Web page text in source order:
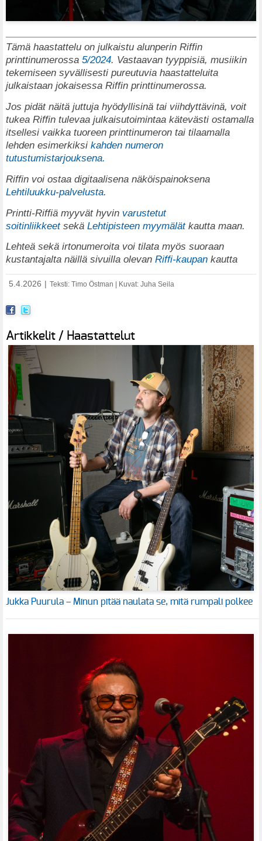
Tämä haastattelu on julkaistu alunperin Riffin
printtinumerossa 5/2024. Vastaavan tyyppisiä, musiikin
tekemiseen syvällisesti pureutuvia haastatteluita
julkaistaan jokaisessa Riffin printtinumerossa.
Jos pidät näitä juttuja hyödyllisinä tai viihdyttävinä, voit
tukea Riffin tulevaa julkaisutoimintaa kätevästi ostamalla
itsellesi vaikka tuoreen printtinumeron tai tilaamalla
lehden esimerkiksi kahden numeron
tutustumistarjouksena.
Riffin voi ostaa digitaalisena näköispainoksena
Lehtiluukku-palvelusta.
Printti-Riffiä myyvät hyvin varustetut
soitinliikkeet sekä Lehtipisteen myymälätkautta maan.
Lehteä sekä irtonumeroita voi tilata myös suoraan
kustantajalta näillä sivuilla olevan Riffi-kaupan kautta
5.4.2026 Teksti: Timo Östman | Kuvat: Juha Seila
Artikkelit / Haastattelut
Jukka Puurula – Minun pitää naulata se, mitä rumpali polkee